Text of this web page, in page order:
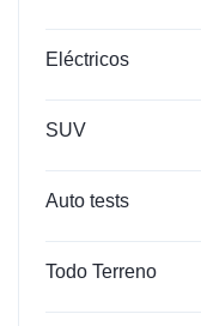
Eléctricos
SUV
Auto tests
Todo Terreno